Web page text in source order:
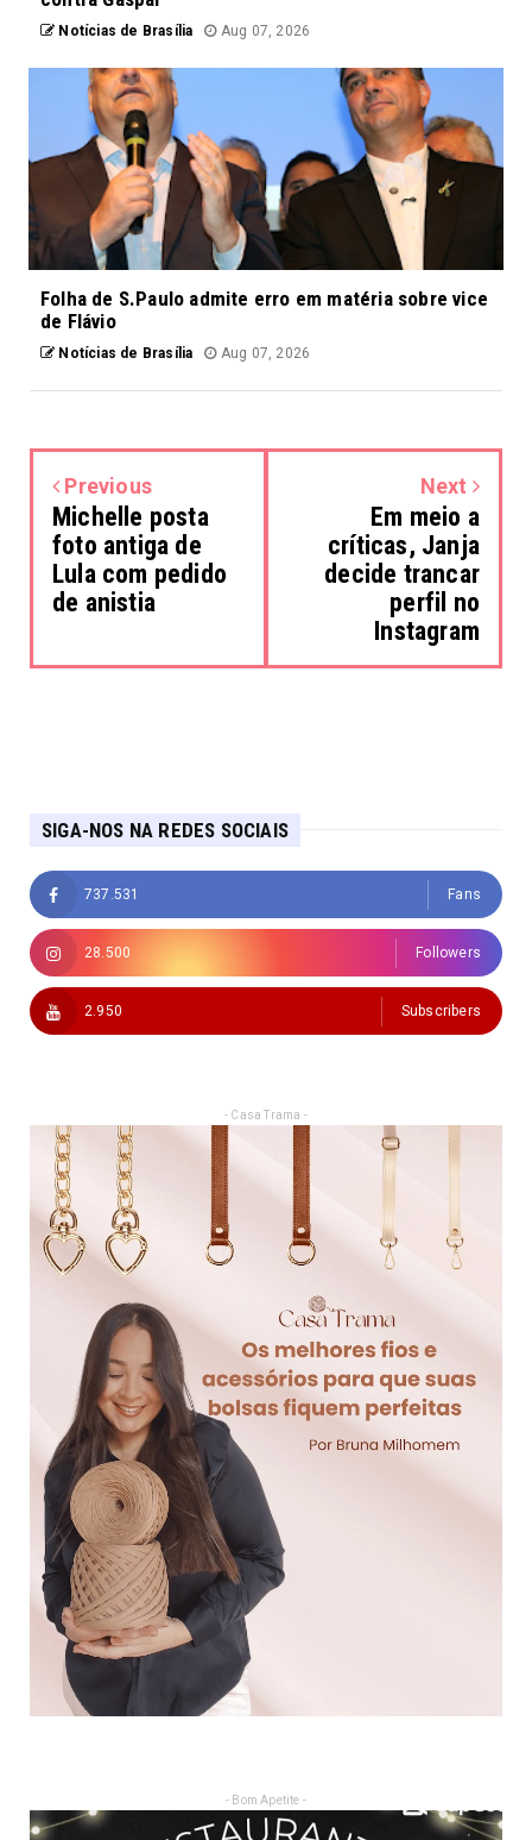
Notícias de Brasília Aug 07, 2026
Folha de S.Paulo admite erro em matéria sobre vice
de Flávio
Notícias de Brasília Aug 07, 2026
Previous
Michelle posta
foto antiga de
Lula com pedido
de anistia
Next
Em meio a
críticas, Janja
decide trancar
perfil no
Instagram
SIGA-NOS NA REDES SOCIAIS
737.531 Fans
28.500 Followers
2.950 Subscribers
- Casa Trama -
- Bom Apetite -